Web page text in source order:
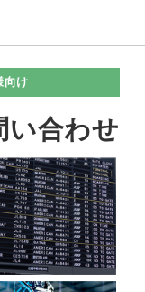
向け
い合わせ